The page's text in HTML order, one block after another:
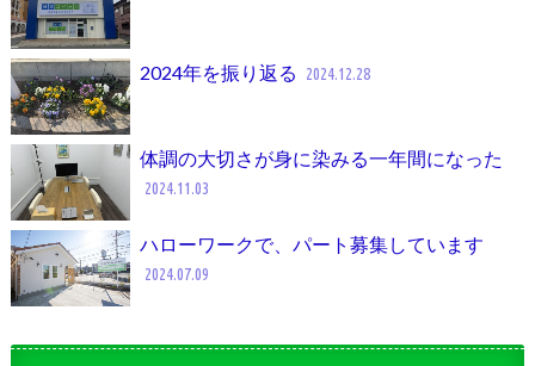
2024年を振り返る 2024.12.28
体調の大切さが身に染みる一年間になった
2024.11.03
ハローワークで、パート募集しています
2024.07.09